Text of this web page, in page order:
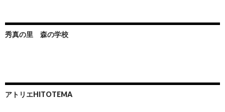
秀真の里 森の学校
アトリエHITOTEMA